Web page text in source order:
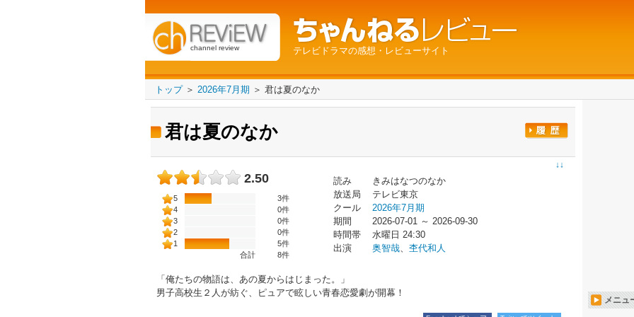
channel review テレビドラマの感想・レビューサイト
トップ＞ 2026年7月期 ＞ 君は夏のなか
君は夏のなか
↓↓
2.50
5
3件
4
0件
3
0件
2
0件
1
5件
合計
8件
読み
きみはなつのなか
放送局
テレビ東京
クール
2026年7月期
期間
2026-07-01 ～ 2026-09-30
時間帯
水曜日 24:30
出演
奥智哉、 杢代和人
「俺たちの物語は、あの夏からはじまった。」
男子高校生２人が紡ぐ、ピュアで眩しい青春恋愛劇が開幕！
メニュ